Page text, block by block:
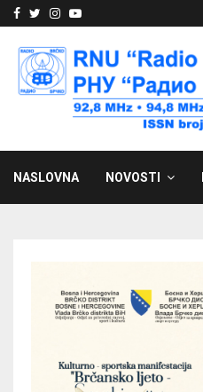
Facebook
Twitter
Instagram
Youtube
NASLOVNA NOVOSTI